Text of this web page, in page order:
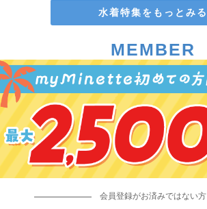
水着特集をもっとみる
MEMBER
会員登録がお済みではない方